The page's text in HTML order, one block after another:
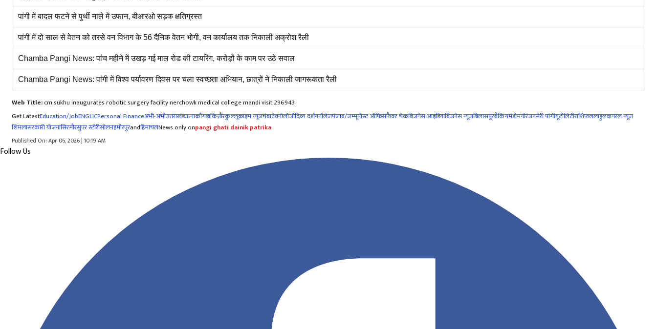
पांगी में बादल फटने से पुर्थी नाले में उफान, बीआरओ सड़क क्षतिग्रस्त
पांगी में दो साल से वेतन को तरसे वन विभाग के 56 दैनिक वेतन भोगी, वन कार्यालय तक निकाली अक्रोश रैली
Chamba Pangi News: पांच महीने में उखड़ गई माल रोड की टायरिंग, करोड़ों के काम पर उठे सवाल
Chamba Pangi News: पांगी में विश्व पर्यावरण दिवस पर चला स्वच्छता अभियान, छात्रों ने निकाली जागरूकता रैली
Web Title:cm sukhu inaugurates robotic surgery facility nerchowk medical college mandi visit 296943
Get LatestEducation/JobENGLICPersonal Financeअभी-अभीउत्तराखंडऊनाकाँगड़ाकिन्नौरकुल्लूक्राइम न्यूजचंबाटेक्नोलॉजीदिव्य दर्शननॉलेजपंजाब/जम्मूपोस्ट ऑफिसफ़ैक्ट चेकबिजनेस आइडियाबिज़नेस न्यूज़बिलासपुरबैंकिंगमंडीमनोरंजनमेरी पांगीयूटीलिटीराशिफललाहुलवायरल न्यूज़
शिमलासरकारी योजनासिरमौरसुपर स्टोरीसोलनहमीरपुरandहिमाचलNews only onpangi ghati dainik patrika
Published On: Apr 06, 2026 | 10:19 AM
Follow Us